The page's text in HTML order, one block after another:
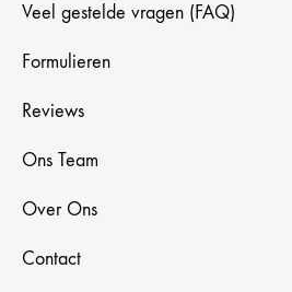
Veel gestelde vragen (FAQ)
Formulieren
Reviews
Ons Team
Over Ons
Contact